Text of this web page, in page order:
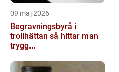
09 maj 2026
Begravningsbyrå i
trollhättan så hittar man
trygg...